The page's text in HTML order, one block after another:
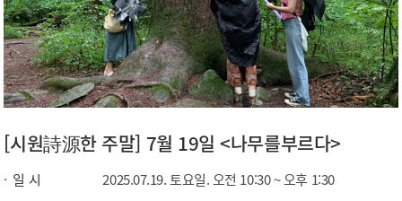
[시원詩源한 주말] 7월 19일 <나무를부르다>
일 시
2025.07.19. 토요일. 오전 10:30 ~ 오후 1:30